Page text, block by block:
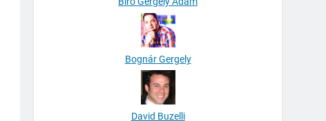
Bognár Gergely
David Buzelli